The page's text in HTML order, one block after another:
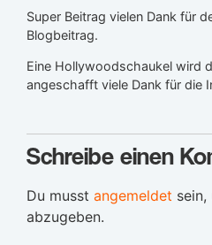
Super Beitrag vielen Dank für
Blogbeitrag.
Eine Hollywoodschaukel wird
angeschafft viele Dank für die
Schreibe einen
Du musst angemeldet sein,
abzugeben.